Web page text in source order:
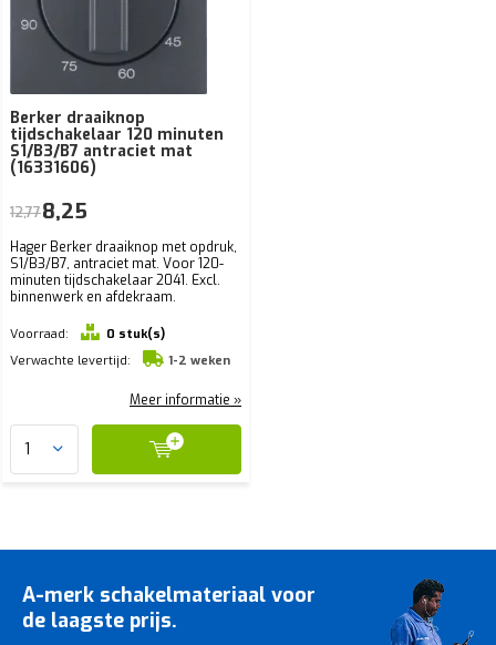
Berker draaiknop
tijdschakelaar 120 minuten
S1/B3/B7 antraciet mat
(16331606)
Hager Berker draaiknop met opdruk,
S1/B3/B7, antraciet mat. Voor 120-
minuten tijdschakelaar 2041. Excl.
binnenwerk en afdekraam.
Voorraad:
0 stuk(s)
Verwachte levertijd:
1-2 weken
12,778,25
Meer informatie »
A-merk schakelmateriaal voor
de laagste prijs.